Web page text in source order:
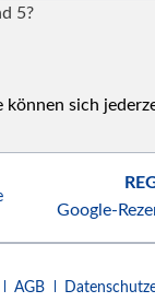
5?
können sich
Google-
AGB